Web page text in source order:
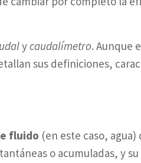
ycaudalímetro. Aunque
sus definiciones,
fluido (en este caso, agua)
o acumuladas, y